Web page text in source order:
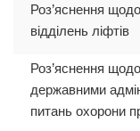
Роз’яснення
відділень ліфтів
Роз’яснення
державними
питань охорони